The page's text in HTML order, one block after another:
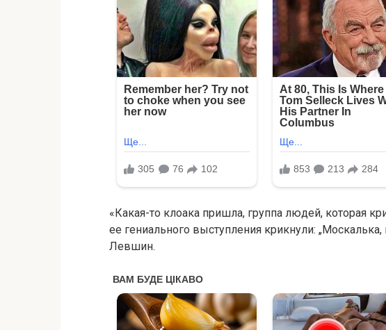
«Какая-то клоака пришла, группа людей, которая
ее гениального выступления крикнули:
Левшин.